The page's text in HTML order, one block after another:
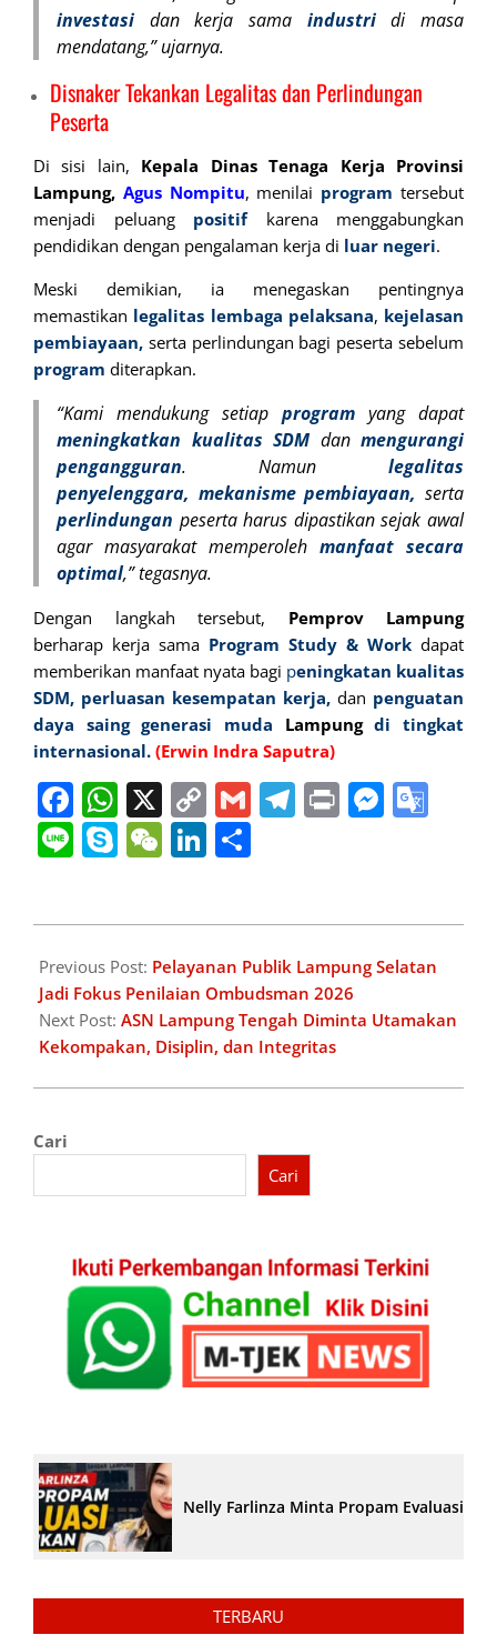
investasi dan kerja sama industridi masa
mendatang,” ujarnya.
Disnaker Tekankan Legalitas dan Perlindungan
Peserta
Di sisi lain, Kepala Dinas Tenaga Kerja Provinsi
Lampung, Agus Nompitu, menilai program tersebut
menjadi peluang positifkarena menggabungkan
pendidikan dengan pengalaman kerja di luar negeri.
Meski demikian, ia menegaskan pentingnya
memastikan legalitas lembaga pelaksana, kejelasan
pembiayaan, serta perlindungan bagi peserta sebelum
program diterapkan.
“Kami mendukung setiap program yang dapat
meningkatkan kualitas SDM dan mengurangi
pengangguran. Namun legalitas
penyelenggara, mekanisme pembiayaan, serta
perlindungan peserta harus dipastikan sejak awal
agar masyarakat memperoleh manfaat secara
optimal,” tegasnya.
Dengan langkah tersebut, Pemprov Lampung
berharap kerja sama Program Study & Work dapat
memberikan manfaat nyata bagi peningkatan kualitas
SDM, perluasan kesempatan kerja, dan penguatan
daya saing generasi muda Lampungdi tingkat
internasional. (Erwin Indra Saputra)
Facebook
WhatsApp
X Copy
Link
GmailTelegram
Print
LineSkypeWeChat
LinkedIn
07-
06
Previous Post: Pelayanan Publik Lampung Selatan
Jadi Fokus Penilaian Ombudsman 2026
Next Post: ASN Lampung Tengah Diminta Utamakan
Kekompakan, Disiplin, dan Integritas
Cari
Cari
Nelly Farlinza Minta Propam Evaluasi
TERBARU